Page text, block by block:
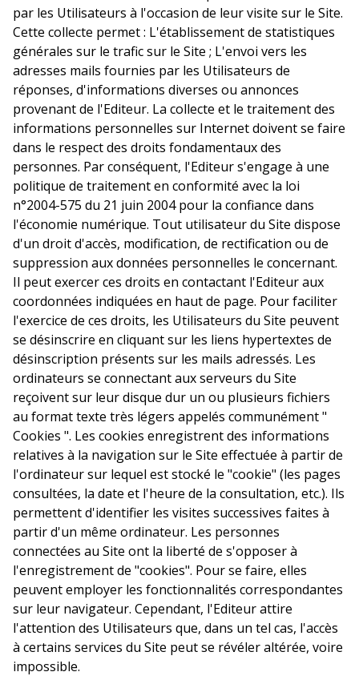
par les Utilisateurs à l'occasion de leur visite sur le Site.
Cette collecte permet : L'établissement de statistiques
générales sur le trafic sur le Site ; L'envoi vers les
adresses mails fournies par les Utilisateurs de
réponses, d'informations diverses ou annonces
provenant de l'Editeur. La collecte et le traitement des
informations personnelles sur Internet doivent se faire
dans le respect des droits fondamentaux des
personnes. Par conséquent, l'Editeur s'engage à une
politique de traitement en conformité avec la loi
n°2004-575 du 21 juin 2004 pour la confiance dans
l'économie numérique. Tout utilisateur du Site dispose
d'un droit d'accès, modification, de rectification ou de
suppression aux données personnelles le concernant.
Il peut exercer ces droits en contactant l'Editeur aux
coordonnées indiquées en haut de page. Pour faciliter
l'exercice de ces droits, les Utilisateurs du Site peuvent
se désinscrire en cliquant sur les liens hypertextes de
désinscription présents sur les mails adressés. Les
ordinateurs se connectant aux serveurs du Site
reçoivent sur leur disque dur un ou plusieurs fichiers
au format texte très légers appelés communément "
Cookies ". Les cookies enregistrent des informations
relatives à la navigation sur le Site effectuée à partir de
l'ordinateur sur lequel est stocké le "cookie" (les pages
consultées, la date et l'heure de la consultation, etc.). Ils
permettent d'identifier les visites successives faites à
partir d'un même ordinateur. Les personnes
connectées au Site ont la liberté de s'opposer à
l'enregistrement de "cookies". Pour se faire, elles
peuvent employer les fonctionnalités correspondantes
sur leur navigateur. Cependant, l'Editeur attire
l'attention des Utilisateurs que, dans un tel cas, l'accès
à certains services du Site peut se révéler altérée, voire
impossible.